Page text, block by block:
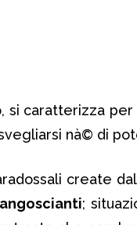
si caratterizza
nà© di
create
angoscianti;